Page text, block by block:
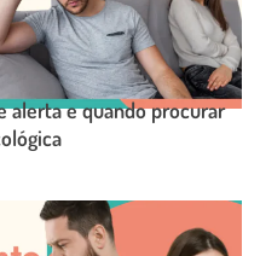
alerta e quando procurar